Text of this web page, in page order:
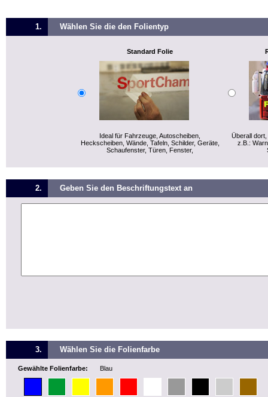
1. Wählen Sie die den Folientyp
Standard Folie
Ideal für Fahrzeuge, Autoscheiben,
Heckscheiben, Wände, Tafeln, Schilder, Geräte,
Schaufenster, Türen, Fenster,
Überall
z.B.:
2. Geben Sie den Beschriftungstext an
3. Wählen Sie die Folienfarbe
Gewählte Folienfarbe: Blau